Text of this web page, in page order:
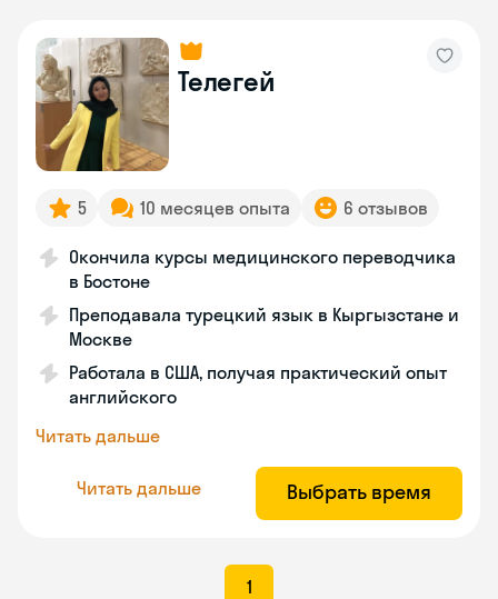
Телегей
5 10 месяцев опыта 6 отзывов
Окончила курсы медицинского переводчика
в Бостоне
Преподавала турецкий язык в Кыргызстане и
Москве
Работала в США, получая практический опыт
английского
Читать дальше
Читать дальше Выбрать время
1